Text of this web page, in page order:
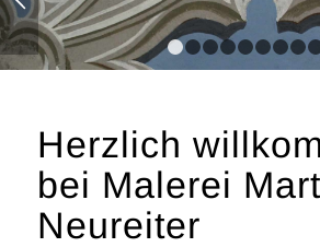
2
Herzlich
bei Malerei
Neureiter